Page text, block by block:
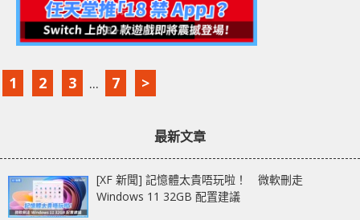
1 2 3 ... 7 >
最新文章
[XF 新聞] 記憶體太貴唔玩啦！ 微軟刪走
Windows 11 32GB 配置建議